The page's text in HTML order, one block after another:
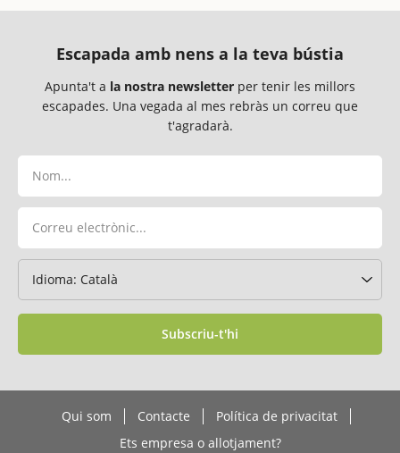
Escapada amb nens a la teva bústia
Apunta't a la nostra newsletter per tenir les millors
escapades. Una vegada al mes rebràs un correu que
t'agradarà.
Subscriu-t'hi
Qui som Contacte
Política de privacitat
Ets empresa o allotjament?